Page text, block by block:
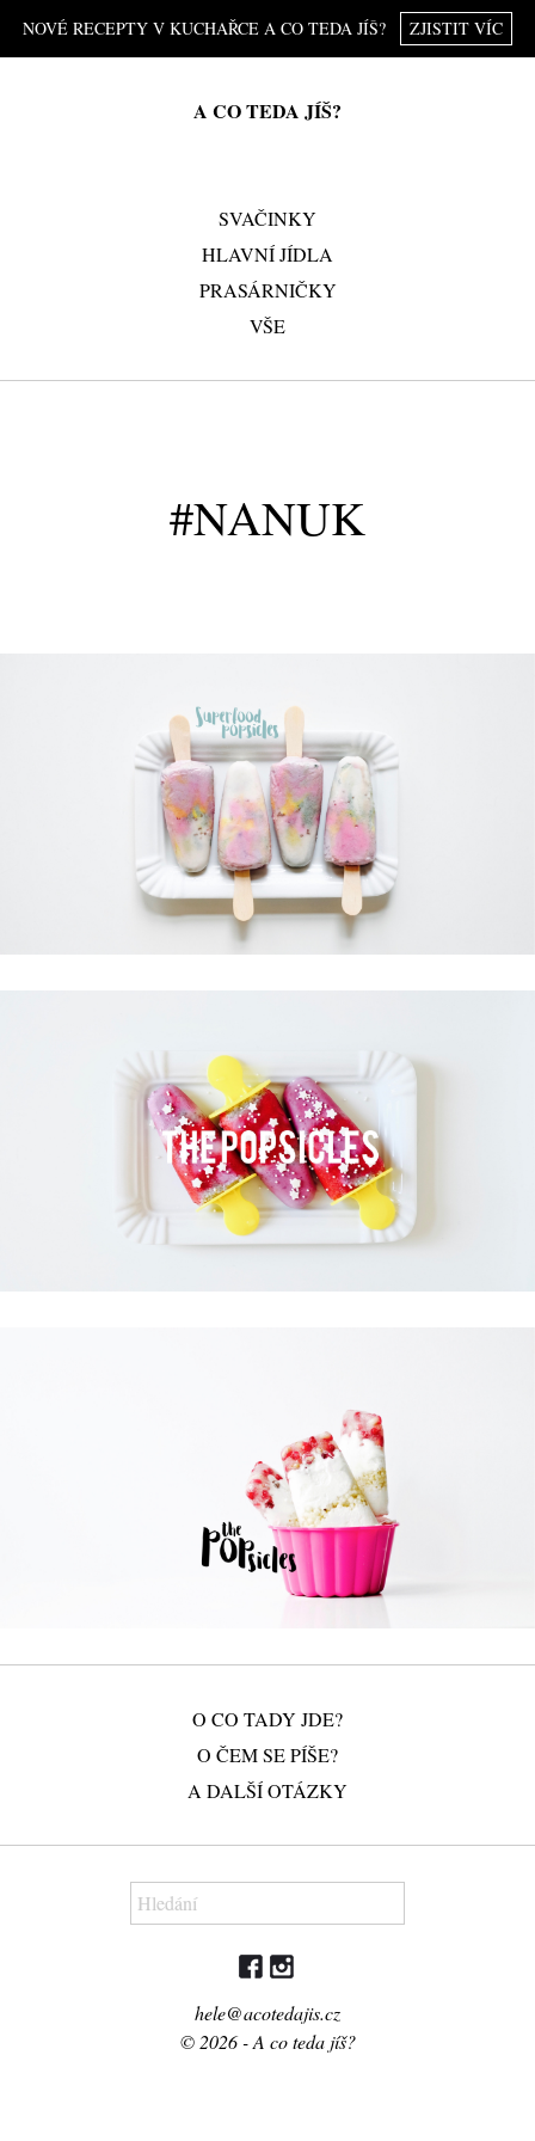
NOVÉ RECEPTY V KUCHAŘCE A CO TEDA JÍŠ? ZJISTIT VÍC
A CO TEDA JÍŠ?
SVAČINKY
HLAVNÍ JÍDLA
PRASÁRNIČKY
VŠE
#NANUK
O CO TADY JDE?
O ČEM SE PÍŠE?
A DALŠÍ OTÁZKY
hele@acotedajis.cz
© 2026 - A co teda jíš?